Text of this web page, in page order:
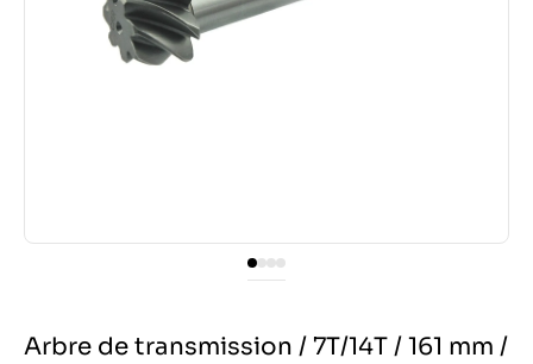
Arbre de transmission / 7T/14T / 161 mm /